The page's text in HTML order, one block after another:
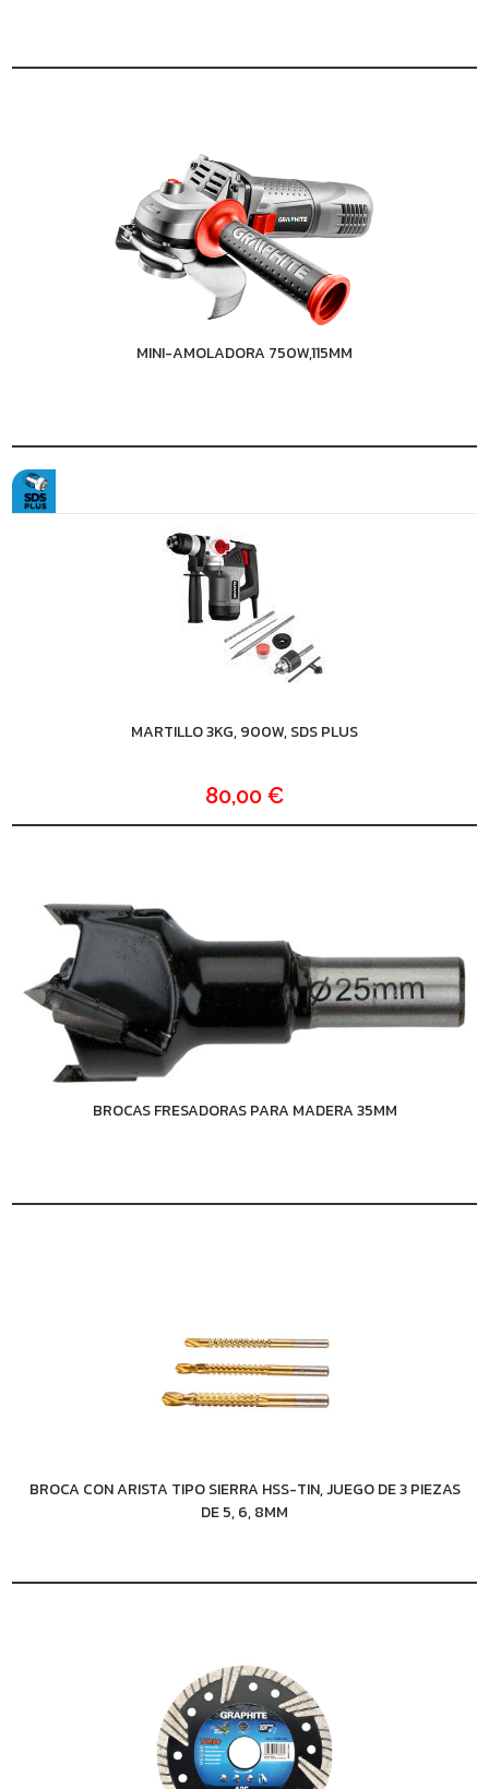
MINI-AMOLADORA 750W,115MM
MARTILLO 3KG, 900W, SDS PLUS
80,00 €
BROCAS FRESADORAS PARA MADERA 35MM
BROCA CON ARISTA TIPO SIERRA HSS-TIN, JUEGO DE 3 PIEZAS
DE 5, 6, 8MM